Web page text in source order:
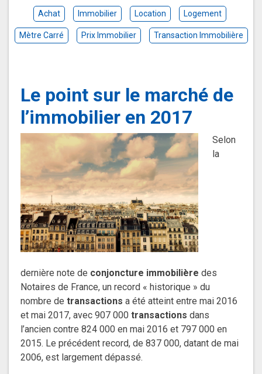
Achat Immobilier Location Logement
Mètre Carré Prix Immobilier Transaction Immobilière
Le point sur le marché de
l’immobilier en 2017
Selon
la
dernière note de conjoncture immobilière des
Notaires de France, un record « historique » du
nombre de transactions a été atteint entre mai 2016
et mai 2017, avec 907 000 transactions dans
l’ancien contre 824 000 en mai 2016 et 797 000 en
2015. Le précédent record, de 837 000, datant de mai
2006, est largement dépassé.